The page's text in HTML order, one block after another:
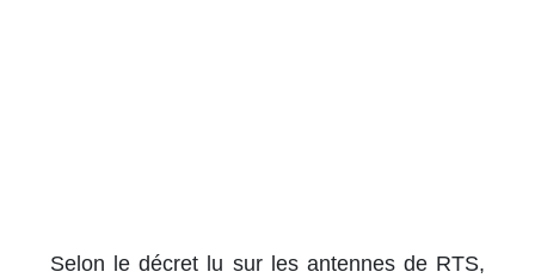
Selon le décret lu sur les antennes de RTS,